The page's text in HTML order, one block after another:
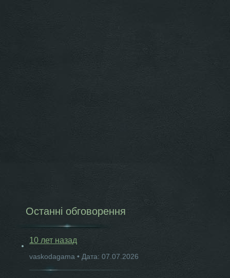
Останні обговорення
10 лет назад
vaskodagama • Дата: 07.07.2026